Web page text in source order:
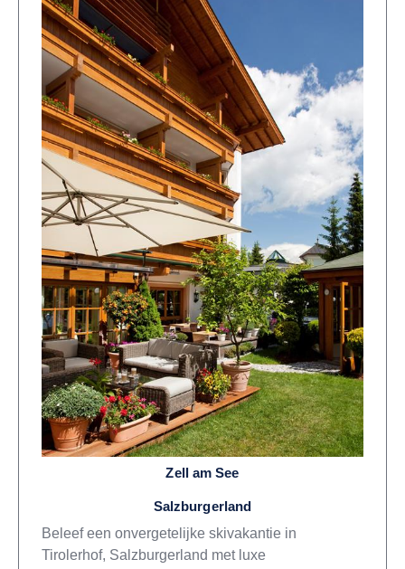
Zell am See
Salzburgerland
Beleef een onvergetelijke skivakantie in
Tirolerhof, Salzburgerland met luxe